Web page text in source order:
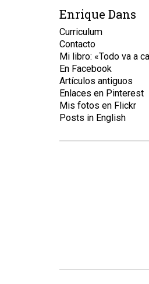
Enrique Dans
Curriculum
Contacto
Mi libro: «Todo va a
En Facebook
Artículos antiguos
Enlaces en Pinterest
Mis fotos en Flickr
Posts in English